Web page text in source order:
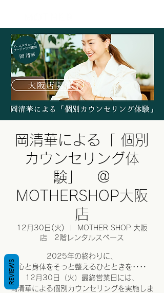
岡清華による「 個別
カウンセリング体
験」 ＠
MOTHERSHOP大阪
店
12月30日(火)
MOTHER SHOP 大阪
店 2階レンタルスペース
2025年の終わりに、
心と身体をそっと整えるひとときを‥‥
12月30日（火）最終営業日には、
岡清華による個別カウンセリングを実施しま
REVIEWS